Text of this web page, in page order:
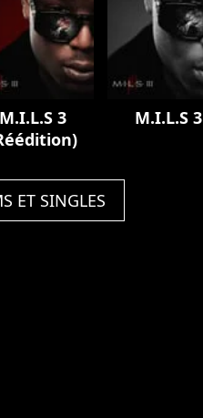
M.I.L.S 3
M.I.L.S 3
ET SINGLES